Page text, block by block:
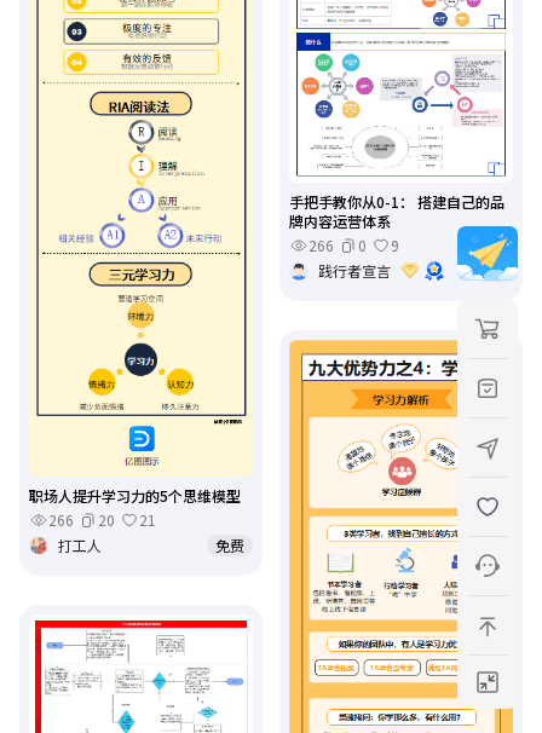
手把手教你从0-1： 搭建自己的品
牌内容运营体系
266
0
9
践行者宣言
￥6
职场人提升学习力的5个思维模型
266
20
21
打工人
免费